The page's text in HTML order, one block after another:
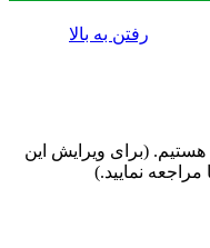
رفتن به بالا
شما هستیم. (برای ویرایش این
نمایید.)